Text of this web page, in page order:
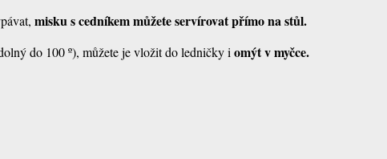
misku s cedníkem můžete servírovat přímo na stůl.
do 100 º), můžete je vložit do ledničky i omýt v myčce.